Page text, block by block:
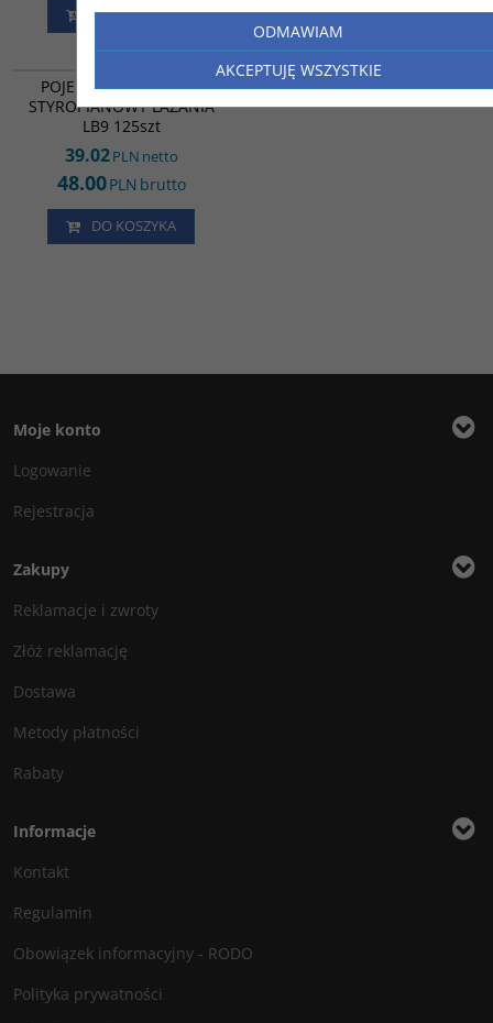
DO KOSZYKA DO KOSZYKA
POJEMNIK OBIADOWY
STYROPIANOWY LAZANIA
LB9 125szt
39.02PLN netto
48.00PLN brutto
DO KOSZYKA
Moje konto
Logowanie
Rejestracja
Zakupy
Reklamacje i zwroty
Złóż reklamację
Dostawa
Metody płatności
Rabaty
Informacje
Kontakt
Regulamin
Obowiązek informacyjny - RODO
Polityka prywatności
ODMAWIAM
AKCEPTUJĘ WSZYSTKIE